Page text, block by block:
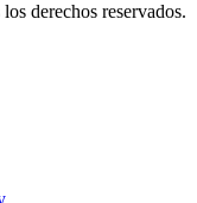
derechos reservados.